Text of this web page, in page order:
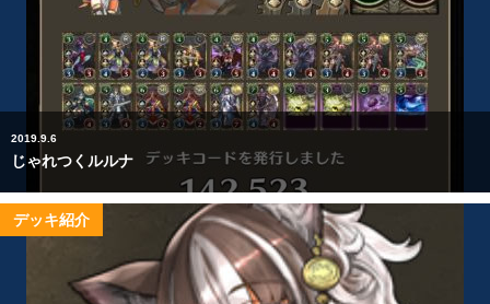
2019.9.6
じゃれつくルルナ
デッキ紹介